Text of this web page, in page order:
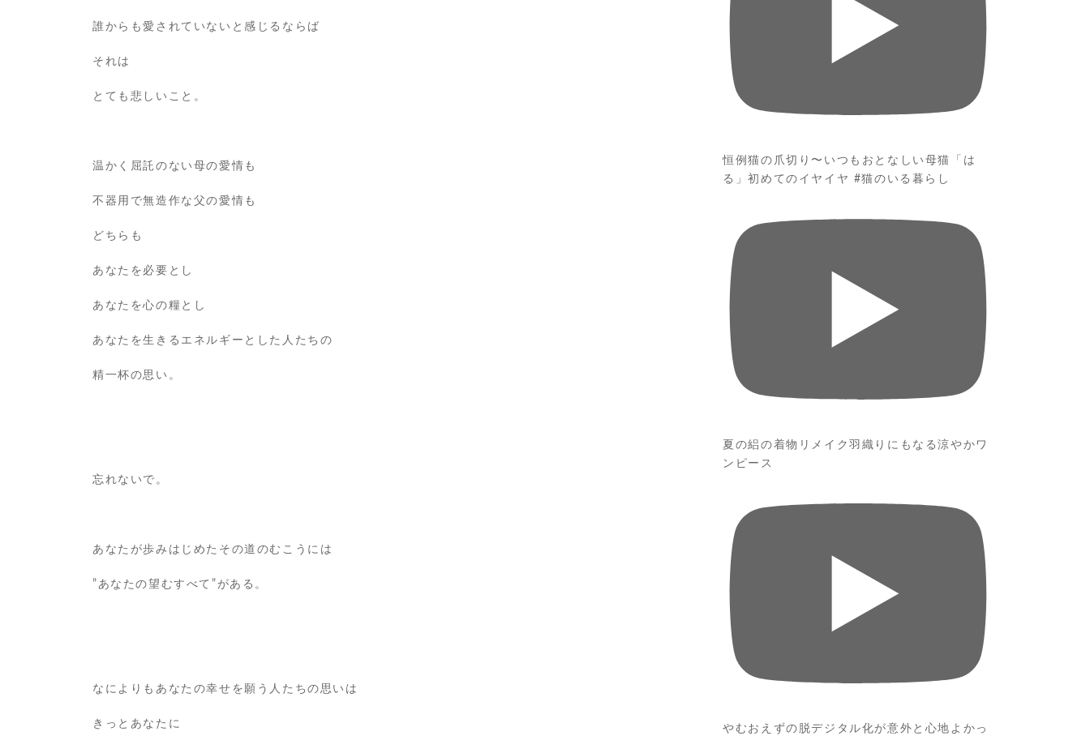
誰からも愛されていないと感じるならば
それは
とても悲しいこと。
温かく屈託のない母の愛情も
不器用で無造作な父の愛情も
どちらも
あなたを必要とし
あなたを心の糧とし
あなたを生きるエネルギーとした人たちの
精一杯の思い。
忘れないで。
あなたが歩みはじめたその道のむこうには
”あなたの望むすべて”がある。
なによりもあなたの幸せを願う人たちの思いは
きっとあなたに
恒例猫の爪切り〜いつもおとなしい母猫「は
る」初めてのイヤイヤ #猫のいる暮らし
夏の絽の着物リメイク羽織りにもなる涼やかワ
ンピース
やむおえずの脱デジタル化が意外と心地よかっ